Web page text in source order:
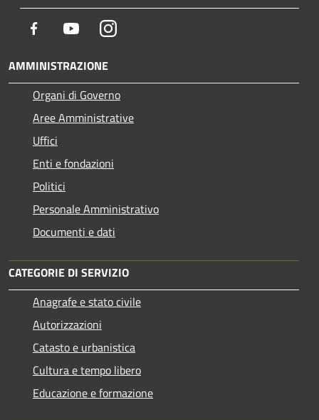
Facebook YoutubeInstagram
AMMINISTRAZIONE
Organi di Governo
Aree Amministrative
Uffici
Enti e fondazioni
Politici
Personale Amministrativo
Documenti e dati
CATEGORIE DI SERVIZIO
Anagrafe e stato civile
Autorizzazioni
Catasto e urbanistica
Cultura e tempo libero
Educazione e formazione